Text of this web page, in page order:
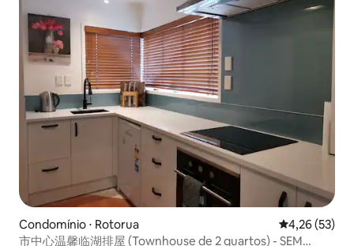
Condomínio ⋅ Rotorua 4,26 de uma
4,26 (53)
市中心温馨临湖排屋 (Townhouse de 2 quartos) - SEM